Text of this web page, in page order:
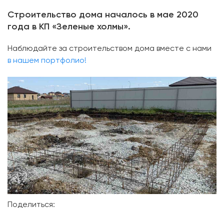
Строительство дома началось в мае 2020
года в КП «Зеленые холмы».
Наблюдайте за строительством дома вместе с нами
в нашем портфолио!
Поделиться: